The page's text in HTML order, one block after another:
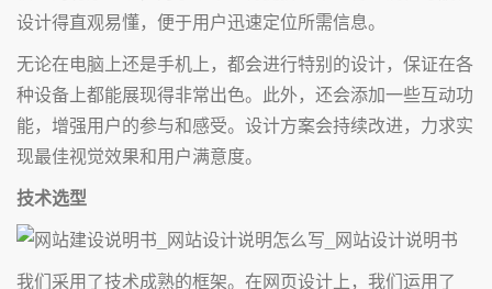
设计得直观易懂，便于用户迅速定位所需信息。
无论在电脑上还是手机上，都会进行特别的设计，保证在各
种设备上都能展现得非常出色。此外，还会添加一些互动功
能，增强用户的参与和感受。设计方案会持续改进，力求实
现最佳视觉效果和用户满意度。
技术选型
我们采用了技术成熟的框架。在网页设计上，我们运用了